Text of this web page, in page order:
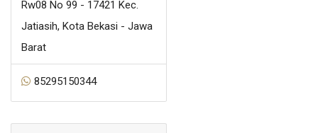
Rw08 No 99 - 17421 Kec.
Jatiasih, Kota Bekasi - Jawa
Barat
85295150344